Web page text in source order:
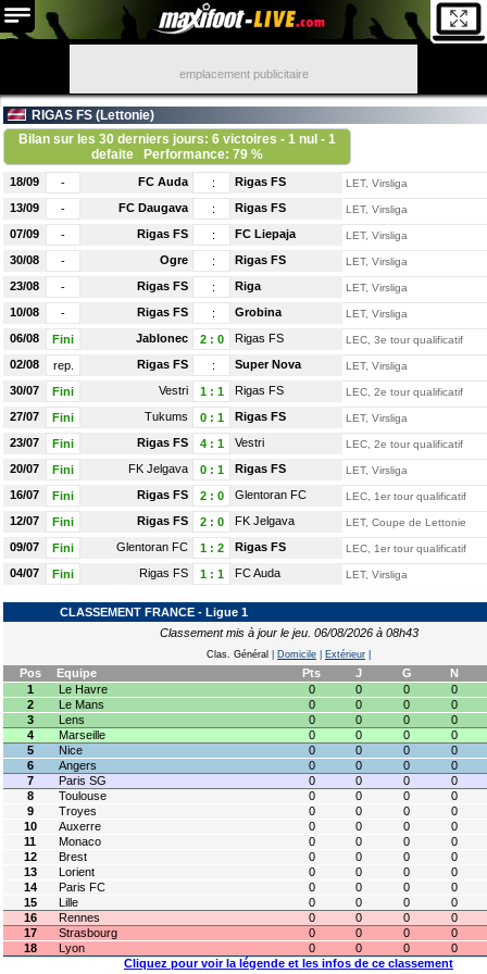
emplacement publicitaire
RIGAS FS (Lettonie)
Bilan sur les 30 derniers jours: 6 victoires - 1 nul - 1
defaite
Performance: 79 %
18/09 - FC Auda : Rigas FS LET, Virsliga
13/09 - FC Daugava : Rigas FS LET, Virsliga
07/09 - Rigas FS : FC Liepaja LET, Virsliga
30/08 - Ogre : Rigas FS LET, Virsliga
23/08 - Rigas FS : Riga LET, Virsliga
10/08 - Rigas FS : Grobina LET, Virsliga
06/08 Fini Jablonec 2: 0 Rigas FS LEC, 3e tour qualificatif
02/08 rep. Rigas FS : Super Nova LET, Virsliga
30/07 Fini Vestri 1: 1 Rigas FS LEC, 2e tour qualificatif
27/07 Fini Tukums 0: 1 Rigas FS LET, Virsliga
23/07 Fini Rigas FS 4: 1 Vestri LEC, 2e tour qualificatif
20/07 Fini FK Jelgava 0: 1 Rigas FS LET, Virsliga
16/07 Fini Rigas FS 2: 0 Glentoran FC LEC, 1er tour qualificatif
12/07 Fini Rigas FS 2: 0 FK Jelgava LET, Coupe de Lettonie
09/07 Fini Glentoran FC 1: 2 Rigas FS LEC, 1er tour qualificatif
04/07 Fini Rigas FS 1: 1 FC Auda LET, Virsliga
CLASSEMENT FRANCE - Ligue 1
Classement mis à jour le jeu. 06/08/2026 à 08h43
Clas. Général Domicile Extérieur
Pos Equipe Pts J G
N
1
Le Havre 0 0 0
0
2
Le Mans 0 0 0
0
3
Lens 0 0 0
0
4
Marseille 0 0 0
0
5
Nice 0 0 0
0
6
Angers 0 0 0
0
7
Paris SG 0 0 0
0
8
Toulouse 0 0 0
0
9
Troyes 0 0 0
0
10
Auxerre 0 0 0
0
11
Monaco 0 0 0
0
12
Brest 0 0 0
0
13
Lorient 0 0 0
0
14
Paris FC 0 0 0
0
15
Lille 0 0 0
0
16
Rennes 0 0 0
0
17
Strasbourg 0 0 0
0
18
Lyon 0 0 0
0
Cliquez pour voir la légende et les infos de ce classement